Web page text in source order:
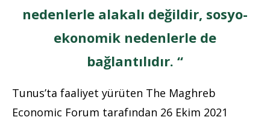
nedenlerle alakalı değildir, sosyo-
ekonomik nedenlerle de
bağlantılıdır. “
Tunus’ta faaliyet yürüten The Maghreb
Economic Forum tarafından 26 Ekim 2021